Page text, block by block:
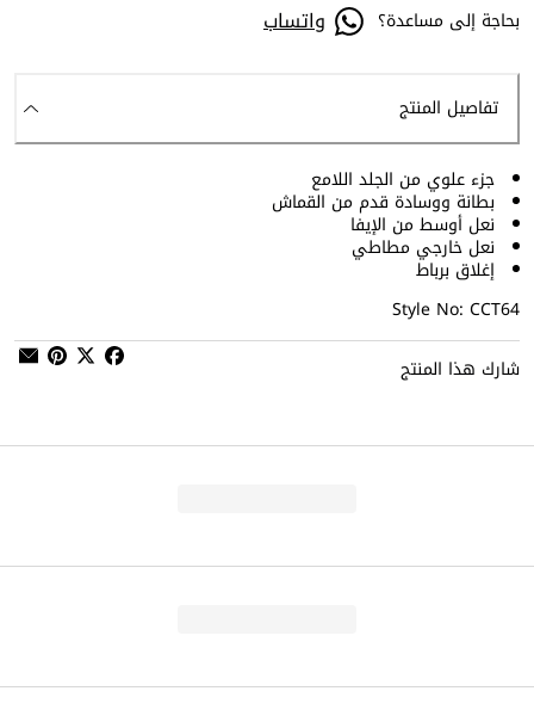
بحاجة إلى مساعدة؟ واتساب
تفاصيل المنتج
جزء علوي من الجلد اللامع
بطانة ووسادة قدم من القماش
نعل أوسط من الإيفا
نعل خارجي مطاطي
إغلاق برباط
Style No: CCT64
شارك هذا المنتج